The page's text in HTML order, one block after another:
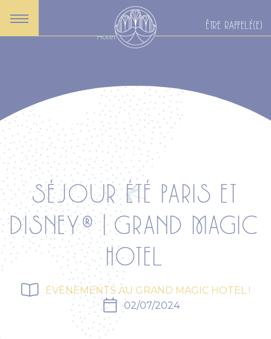
ÊTRE RAPPELÉ(E)
Accueil
Séjour été Paris et Disney® | Grand Magic
Hotel
SÉJOUR ÉTÉ PARIS ET
DISNEY® | GRAND MAGIC
HOTEL
ÉVÈNEMENTS AU GRAND MAGIC HOTEL !
02/07/2024